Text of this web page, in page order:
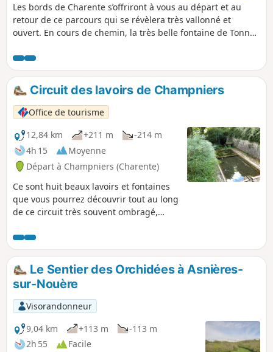
Les bords de Charente s’offriront à vous au départ et au
retour de ce parcours qui se révèlera très vallonné et
ouvert. En cours de chemin, la très belle fontaine de Tonne
Circuit des lavoirs de Champniers
Office de tourisme
12,84 km
+211 m
-214 m
4h 15
Moyenne
Départ à Champniers (Charente)
Ce sont huit beaux lavoirs et fontaines
que vous pourrez découvrir tout au long
de ce circuit très souvent ombragé,
des "puys". Entre cultures et espaces
naturels, une mosaïque de couleurs
changeantes au fil des saisons s’offre à
perte de vue.
Le Sentier des Orchidées à Asnières-
sur-Nouère
Visorandonneur
9,04 km
+113 m
-113 m
2h 55
Facile